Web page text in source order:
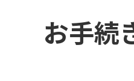
お手続